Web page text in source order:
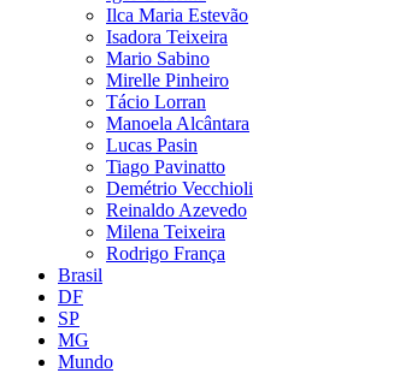
Ilca Maria Estevão
Isadora Teixeira
Mario Sabino
Mirelle Pinheiro
Tácio Lorran
Manoela Alcântara
Lucas Pasin
Tiago Pavinatto
Demétrio Vecchioli
Reinaldo Azevedo
Milena Teixeira
Rodrigo França
Brasil
DF
SP
MG
Mundo